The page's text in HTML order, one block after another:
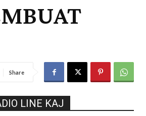
Share
LINE KAJ